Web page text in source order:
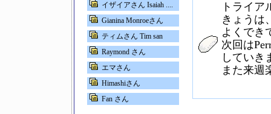
イザイアさん Isaiah ....
Gianina Monroeさん
ティムさん Tim san
Raymond さん
エマさん
Himashiさん
Fan さん
トライ
きょうは
よくでき
次回は
していき
また来週